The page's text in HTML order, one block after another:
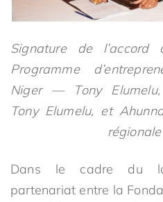
Signature de
Programme
Niger — Tony Elumelu,
Tony Elumelu, et
Dans le cadre du
partenariat entre la